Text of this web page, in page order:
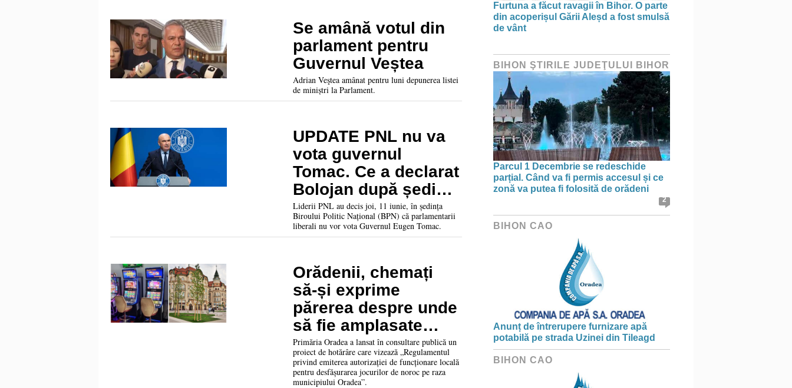
Se amână votul din
parlament pentru
Guvernul Veștea
Adrian Veştea amânat pentru luni depunerea listei
de miniștri la Parlament.
UPDATE PNL nu va
vota guvernul
Tomac. Ce a declarat
Bolojan după ședința
Biroului Partidului
Național
Liderii PNL au decis joi, 11 iunie, în ședința
Biroului Politic Național (BPN) că parlamentarii
liberali nu vor vota Guvernul Eugen Tomac.
Orădenii, chemați
să-și exprime
părerea despre unde
să fie amplasate
păcănelele în
municipiu
Primăria Oradea a lansat în consultare publică un
proiect de hotărâre care vizează „Regulamentul
privind emiterea autorizației de funcționare locală
pentru desfășurarea jocurilor de noroc pe raza
municipiului Oradea”.
Furtuna a făcut ravagii în Bihor. O parte
din acoperișul Gării Aleșd a fost smulsă
de vânt
BIHON ŞTIRILE JUDEŢULUI BIHOR
Parcul 1 Decembrie se redeschide
parțial. Când va fi permis accesul și ce
zonă va putea fi folosită de orădeni
2
BIHON CAO
Anunț de întrerupere furnizare apă
potabilă pe strada Uzinei din Tileagd
BIHON CAO